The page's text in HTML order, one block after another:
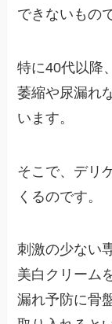
できないもの
特に40代以降
萎縮や尿漏れ
います。
そこで、デリ
くるのです。
刺激の少ない
美白クリーム
漏れ予防に骨